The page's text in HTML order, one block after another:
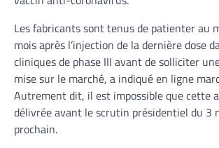
Les fabricants sont tenus de patienter au
mois après l’injection de la dernière dose
cliniques de phase III avant de solliciter
mise sur le marché, a indiqué en ligne
Autrement dit, il est impossible que cette
délivrée avant le scrutin présidentiel du 3
prochain.